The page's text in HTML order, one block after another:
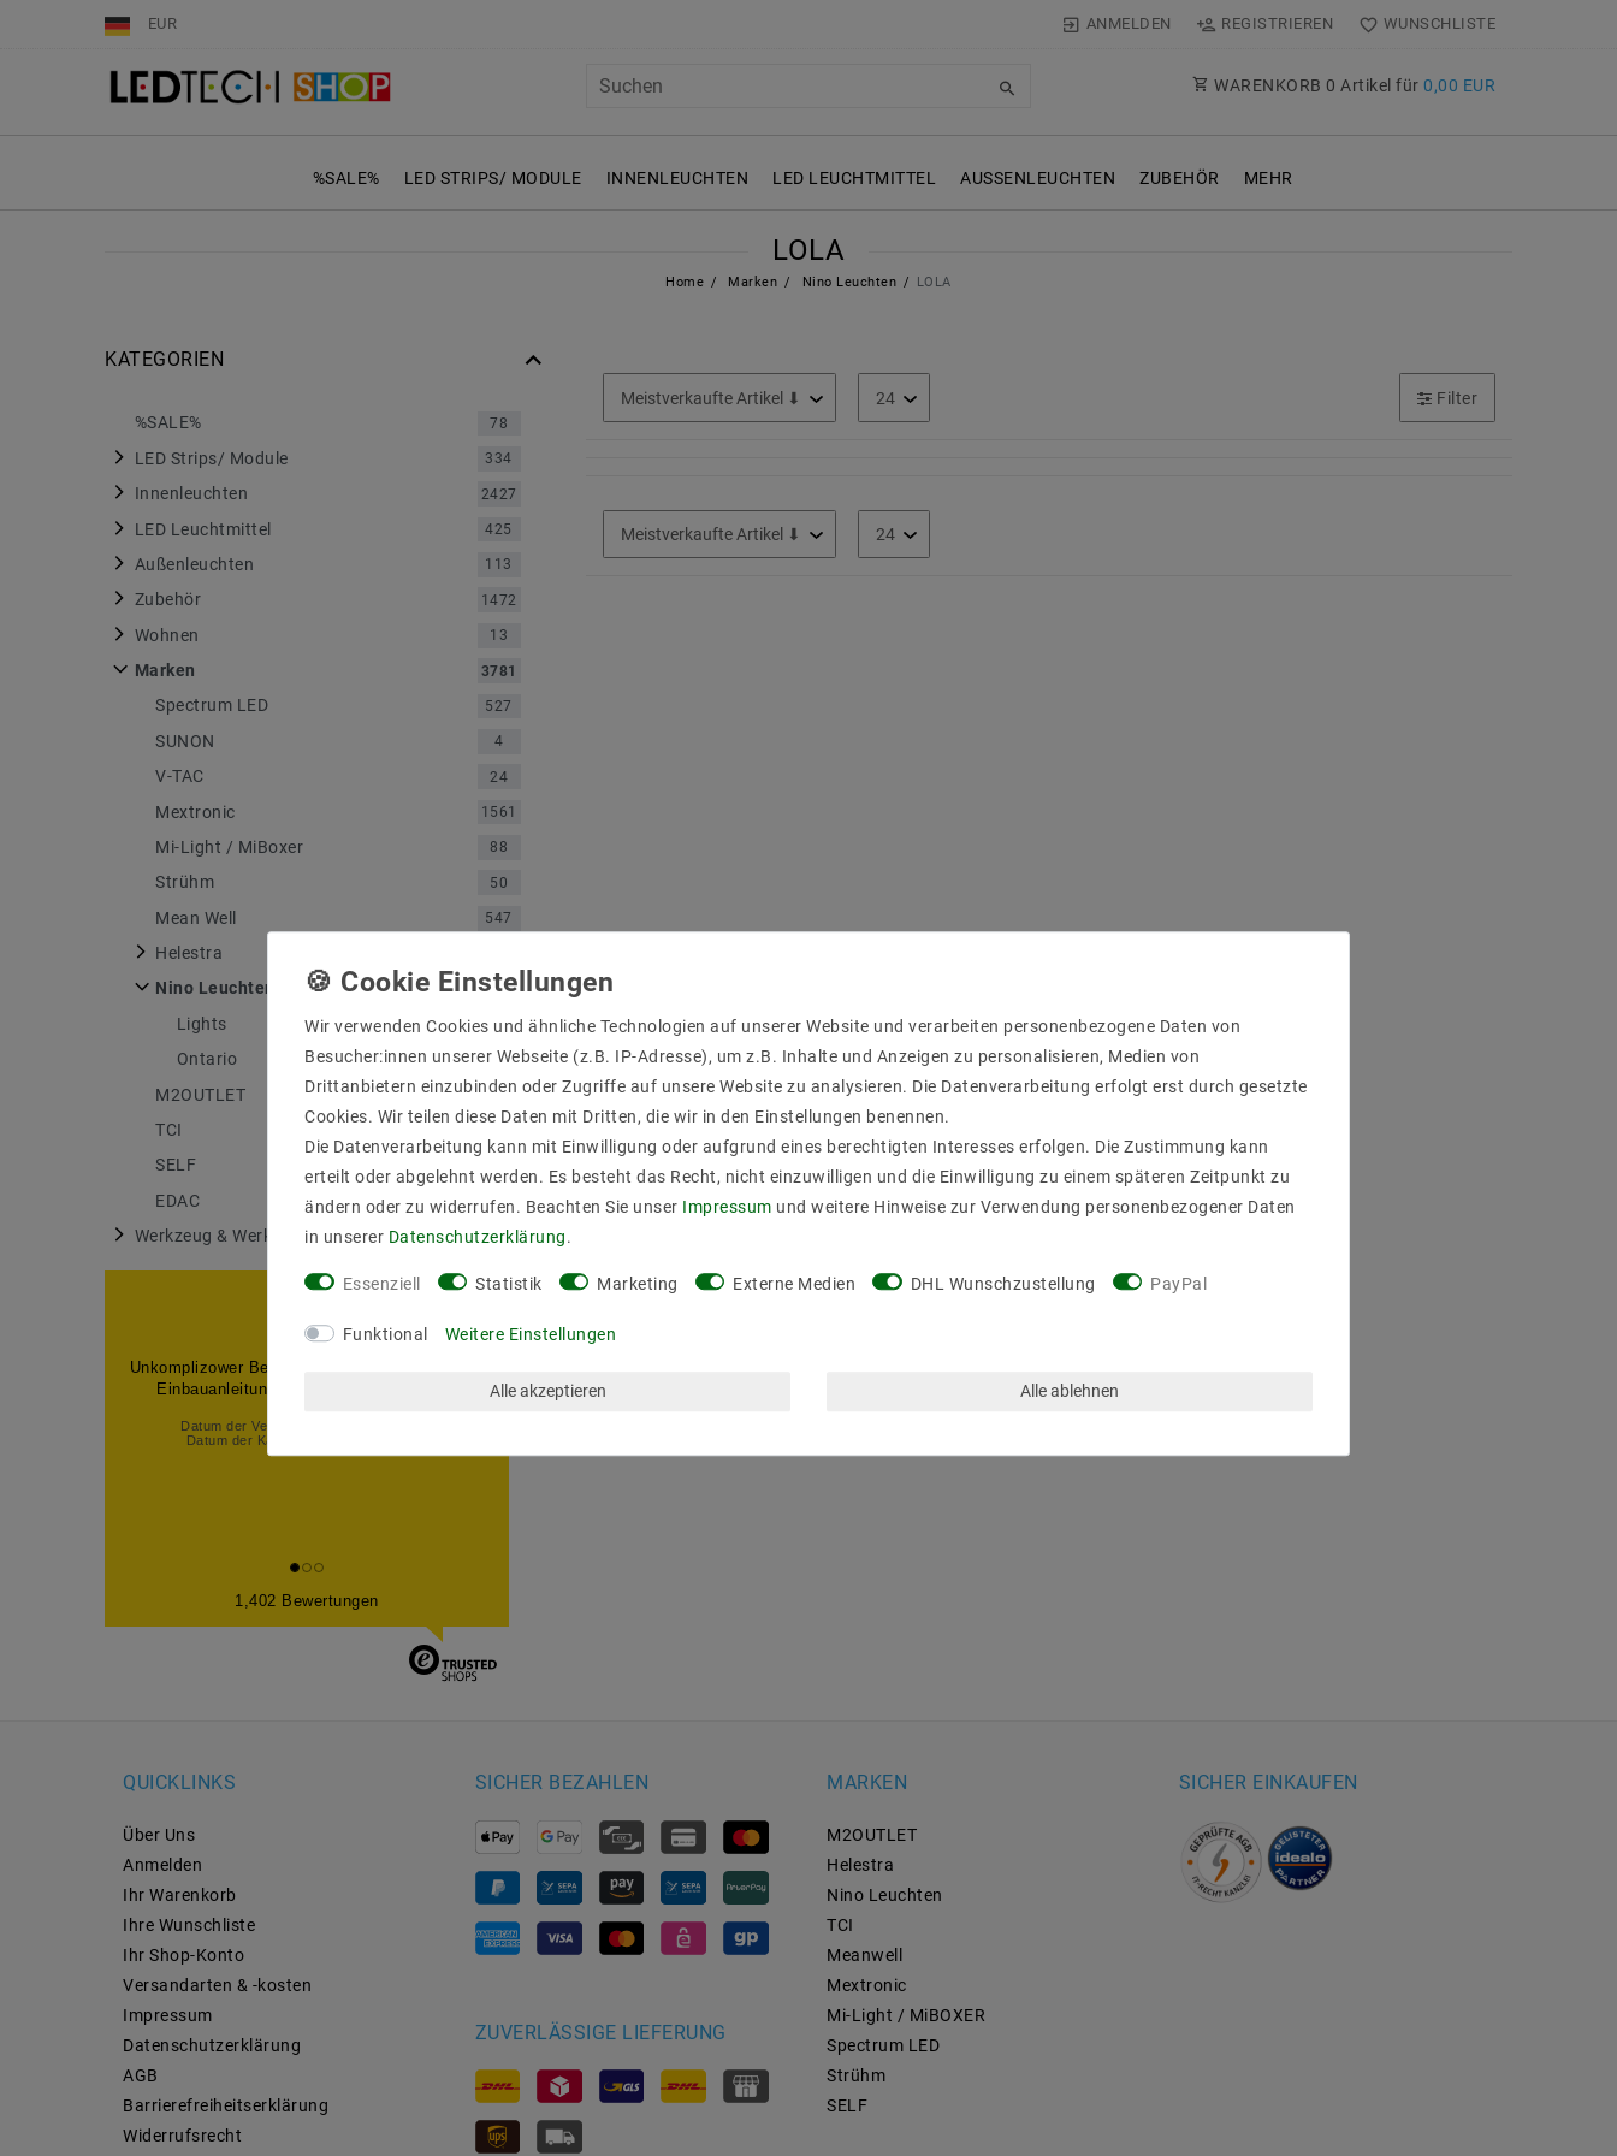
EUR ANMELDEN REGISTRIEREN WUNSCHLISTE
WARENKORB 0 Artikel für 0,00 EUR
%SALE% LED STRIPS/ MODULE INNENLEUCHTEN LED LEUCHTMITTEL AUSSENLEUCHTEN ZUBEHÖR MEHR
LOLA
Home Marken Nino Leuchten LOLA
KATEGORIEN
%SALE% 78
LED Strips/ Module 334
Innenleuchten 2427
LED Leuchtmittel 425
Außenleuchten 113
Zubehör 1472
Wohnen 13
Marken 3781
Spectrum LED 527
SUNON 4
V-TAC 24
Mextronic 1561
Mi-Light / MiBoxer 88
Strühm 50
Mean Well 547
Helestra
Nino Leuchten 4
Lights 1
Ontario 1
M2OUTLET 175
TCI
SELF
EDAC 18
Werkzeug & Werkstatt 1
Unkomplizower Bestellund. Schnelle Lieferung.
Einbauanleitung über Internet gefunden.
Datum der Veröffentlichung: 03.08.2026
Datum der Kauferfahrung: 24.07.2026
1,402 Bewertungen
Filter
QUICKLINKS
Über Uns
Anmelden
Ihr Warenkorb
Ihre Wunschliste
Ihr Shop-Konto
Versandarten & -kosten
Impressum
Daten­schutz­erklärung
AGB
Barrierefreiheitserklärung
Widerrufs­recht
SICHER BEZAHLEN
ZUVERLÄSSIGE LIEFERUNG
MARKEN
M2OUTLET
Helestra
Nino Leuchten
TCI
Meanwell
Mextronic
Mi-Light / MiBOXER
Spectrum LED
Strühm
SELF
SICHER EINKAUFEN
Wir verwenden Cookies und ähnliche Technologien auf unserer Website und verarbeiten personenbezogene Daten von
Besucher:innen unserer Webseite (z.B. IP-Adresse), um z.B. Inhalte und Anzeigen zu personalisieren, Medien von
Drittanbietern einzubinden oder Zugriffe auf unsere Website zu analysieren. Die Datenverarbeitung erfolgt erst durch gesetzte
Cookies. Wir teilen diese Daten mit Dritten, die wir in den Einstellungen benennen.
Die Datenverarbeitung kann mit Einwilligung oder aufgrund eines berechtigten Interesses erfolgen. Die Zustimmung kann
erteilt oder abgelehnt werden. Es besteht das Recht, nicht einzuwilligen und die Einwilligung zu einem späteren Zeitpunkt zu
ändern oder zu widerrufen. Beachten Sie unser Impressum und weitere Hinweise zur Verwendung personenbezogener Daten
in unserer Daten­schutz­erklärung.
Essenziell Statistik Marketing Externe Medien DHL Wunschzustellung PayPal
Funktional Weitere Einstellungen
Alle akzeptieren Alle ablehnen